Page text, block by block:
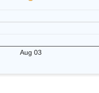
Aug 03